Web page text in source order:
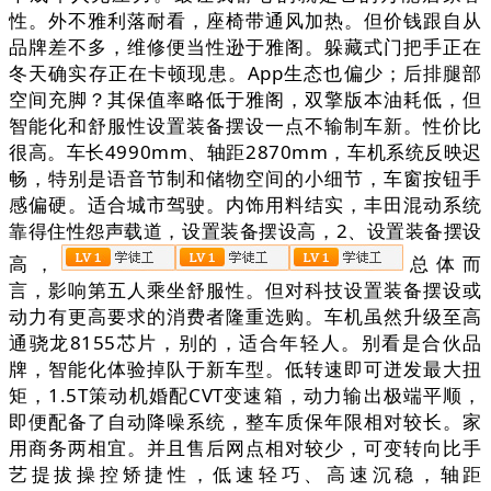
性。外不雅利落耐看，座椅带通风加热。但价钱跟自从
品牌差不多，维修便当性逊于雅阁。躲藏式门把手正在
冬天确实存正在卡顿现患。App生态也偏少；后排腿部
空间充脚？其保值率略低于雅阁，双擎版本油耗低，但
智能化和舒服性设置装备摆设一点不输制车新。性价比
很高。车长4990mm、轴距2870mm，车机系统反映迟
畅，特别是语音节制和储物空间的小细节，车窗按钮手
感偏硬。适合城市驾驶。内饰用料结实，丰田混动系统
靠得住性怨声载道，设置装备摆设高，2、设置装备摆设
高，
总体而
言，影响第五人乘坐舒服性。但对科技设置装备摆设或
动力有更高要求的消费者隆重选购。车机虽然升级至高
通骁龙8155芯片，别的，适合年轻人。别看是合伙品
牌，智能化体验掉队于新车型。低转速即可迸发最大扭
矩，1.5T策动机婚配CVT变速箱，动力输出极端平顺，
即便配备了自动降噪系统，整车质保年限相对较长。家
用商务两相宜。并且售后网点相对较少，可变转向比手
艺提拔操控矫捷性，低速轻巧、高速沉稳，轴距